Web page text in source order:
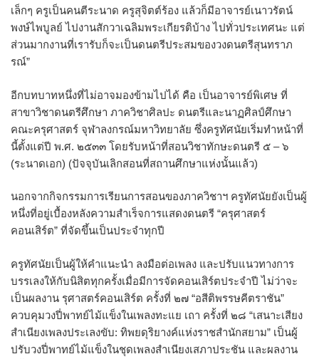
เล็กๆ ครูเป็นคนตีระนาด ครูสุจิตต์ร้อง แล้วก็มีอาจารย์เนาวรัตน์
พงษ์ไพบูลย์ ไปงานสักวาเฉลิมพระเกียรติบ้าง ไปทั่วประเทศนะ แต่
ส่วนมากงานที่เรารับก็จะเป็นดนตรีประสมของวงดนตรีสุนทราภ
รณ์”
อีกบทบาทหนึ่งที่ไม่อาจมองข้ามไปได้ คือ เป็นอาจารย์พิเศษ ที่
สาขาวิชาดนตรีศึกษา ภาควิชาศิลปะ ดนตรีและนาฏศิลป์ศึกษา
คณะครุศาสตร์ จุฬาลงกรณ์มหาวิทยาลัย ซึ่งครูทัศนัยเริ่มทำหน้าที่
นี้ตั้งแต่ปี พ.ศ. ๒๕๓๓ โดยรับหน้าที่สอนวิชาทักษะดนตรี ๕ – ๖
(ระนาดเอก) (ปัจจุบันเลิกสอนที่สถานศึกษาแห่งนั้นแล้ว)
นอกจากกิจกรรมการเรียนการสอนของภาควิชาฯ ครูทัศนัยยังเป็นผู้
หนึ่งที่อยู่เบื้องหลังความสำเร็จการแสดงดนตรี “ครุศาสตร์
คอนเสิร์ต” ที่จัดขึ้นเป็นประจำทุกปี
ครูทัศนัยเป็นผู้ให้คำแนะนำ ลงมือต่อเพลง และปรับแนวทางการ
บรรเลงให้กับนิสิตทุกครั้งเมื่อมีการจัดคอนเสิร์ตประจำปี ไม่ว่าจะ
เป็นผลงาน รุศาสตร์คอนเสิร์ต ครั้งที่ ๒๗ “อสีติพรรษคีตราชัน”
ควบคุมวงปี่พาทย์ไม้แข็งในเพลงทะแย เถา ครั้งที่ ๒๘ “เสนาะเสียง
สำเนียงเพลงประเลงขับ: ทิพยดุริยางค์แห่งราชสำนักสยาม” เป็นผู้
ปรับวงปี่พาทย์ไม้แข็งในชุดเพลงสำเนียงเสภาประชัน และผลงาน